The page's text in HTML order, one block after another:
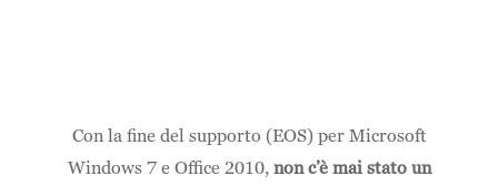
Con la fine del supporto (EOS) per Microsoft
Windows 7 e Office 2010, non c’è mai stato un